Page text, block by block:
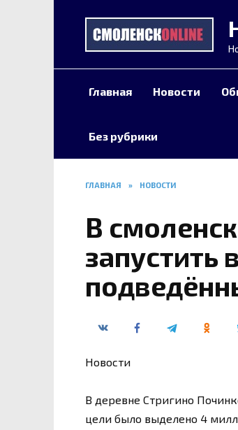
Главная Новости
Без рубрики
ГЛАВНАЯ » НОВОСТИ
В
запустить
Новости
В деревне Стригино
цели было выделено 4